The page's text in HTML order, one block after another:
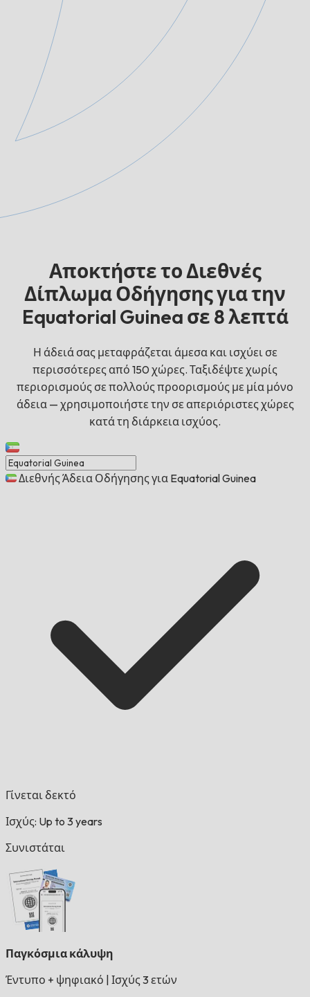
Αποκτήστε το Διεθνές
Δίπλωμα Οδήγησης για την
Equatorial Guinea σε 8 λεπτά
Η άδειά σας μεταφράζεται άμεσα και ισχύει σε
περισσότερες από 150 χώρες. Ταξιδέψτε χωρίς
περιορισμούς σε πολλούς προορισμούς με μία μόνο
άδεια — χρησιμοποιήστε την σε απεριόριστες χώρες
κατά τη διάρκεια ισχύος.
Διεθνής Άδεια Οδήγησης για Equatorial Guinea
Γίνεται δεκτό
Ισχύς: Up to 3 years
Συνιστάται
Παγκόσμια κάλυψη
Έντυπο + ψηφιακό Ισχύς 3 ετών